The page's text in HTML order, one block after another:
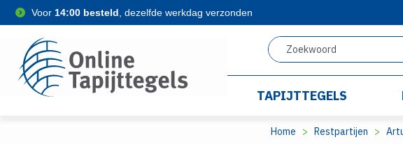
Voor 14:00 besteld , dezelfde werkdag verzonden
TAPIJTTEGELS
Home Restpartijen